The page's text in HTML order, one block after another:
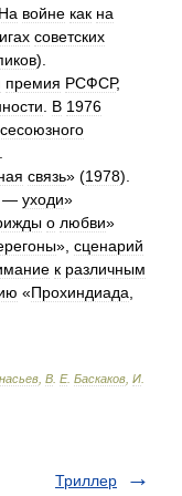
На войне как на
советских
).
премия РСФСР,
В 1976
связь» (1978).
— уходи»
о любви»
», сценарий
к различным
«Прохиндиада
В Е. Баскаков И
Триллер